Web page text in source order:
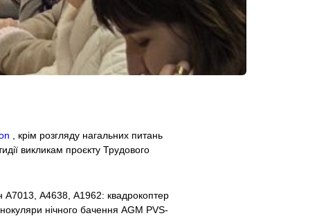
, крім розгляду нагальних питань
викликам проєкту Трудового
А7013, А4638, А1962: квадрокоптер
нічного бачення AGM PVS-